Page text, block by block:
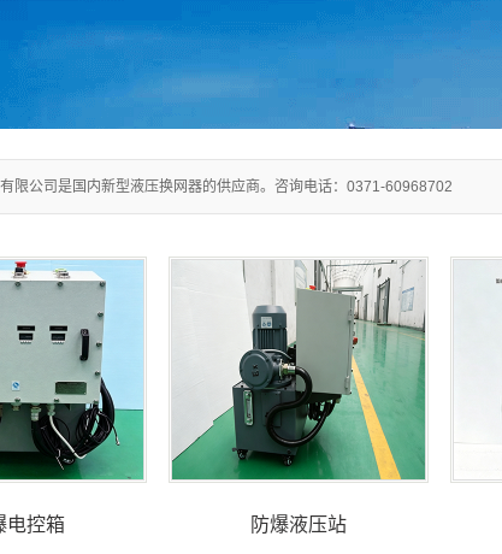
行业知识
限公司是国内新型液压换网器的供应商。咨询电话：0371-60968702
电控箱 防爆液压站